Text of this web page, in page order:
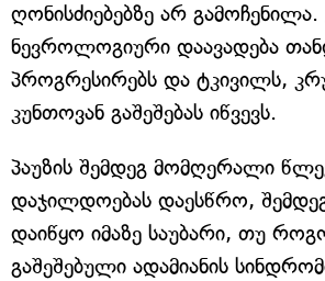
ღონისძიებებზე არ გამოჩენილა.
ნევროლოგიური დაავადება
პროგრესირებს და ტკივილს,
კუნთოვან გაშეშებას იწვევს.
პაუზის შემდეგ მომღერალი
დაჯილდოებას დაესწრო,
დაიწყო იმაზე საუბარი, თუ
გაშეშებული ადამიანის